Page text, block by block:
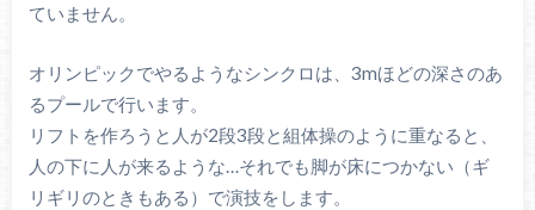
ていません。
オリンピックでやるようなシンクロは、3mほどの深さのあ
るプールで行います。
リフトを作ろうと人が2段3段と組体操のように重なると、
人の下に人が来るような…それでも脚が床につかない（ギ
リギリのときもある）で演技をします。